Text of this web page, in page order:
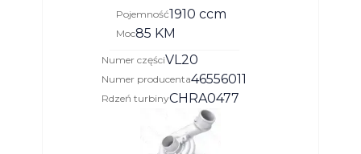
Pojemność1910 ccm
Moc85 KM
Numer częściVL20
Numer producenta46556011
Rdzeń turbinyCHRA0477